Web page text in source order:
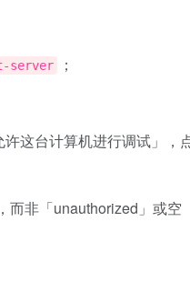
server
；
这台计算机进行调试」，
而非「unauthorized」或空